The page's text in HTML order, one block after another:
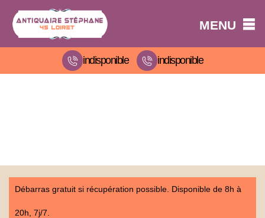
MENU
indisponible indisponible
Débarras gratuit si récupération possible. Disponible de 8h à
20h, 7j/7.